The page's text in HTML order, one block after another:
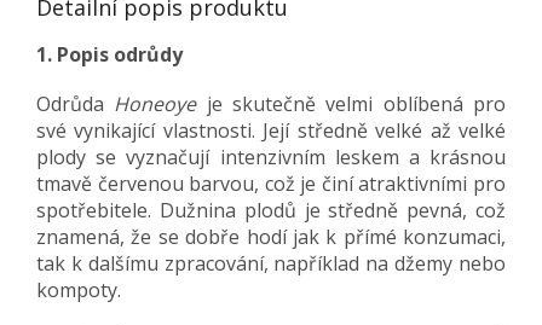
Detailní popis produktu
1. Popis odrůdy
Odrůda Honeoyeje skutečně velmi oblíbená pro
své vynikající vlastnosti. Její středně velké až velké
plody se vyznačují intenzivním leskem a krásnou
tmavě červenou barvou, což je činí atraktivními pro
spotřebitele. Dužnina plodů je středně pevná, což
znamená, že se dobře hodí jak k přímé konzumaci,
tak k dalšímu zpracování, například na džemy nebo
kompoty.